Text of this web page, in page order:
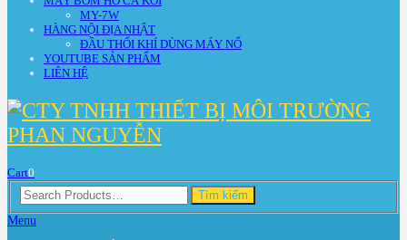
MY-7W
HÀNG NỘI ĐỊA NHẬT
ĐẦU THỔI KHÍ DÙNG MÁY NỔ
YOUTUBE SẢN PHẨM
LIÊN HỆ
Cart0
Search
for:
Tìm kiếm
Menu